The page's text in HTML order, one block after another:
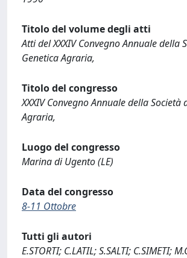
Titolo del volume degli atti
Atti del XXXIV Convegno Annuale della
Genetica Agraria,
Titolo del congresso
XXXIV Convegno Annuale della Società
Agraria,
Luogo del congresso
Marina di Ugento (LE)
Data del congresso
8-11 Ottobre
Tutti gli autori
E.STORTI; C.LATIL; S.SALTI; C.SIMETI;